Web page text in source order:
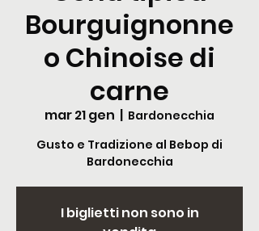
Bourguignonne
o Chinoise di
carne
mar 21 gen
  |
Bardonecchia
Gusto e Tradizione al Bebop di
Bardonecchia
I biglietti non sono in